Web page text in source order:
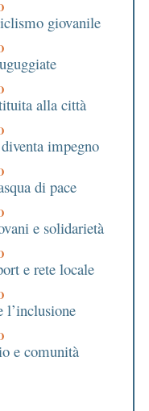
giovanile
alla città
impegno
di pace
e solidarietà
e rete locale
l’inclusione
e comunità